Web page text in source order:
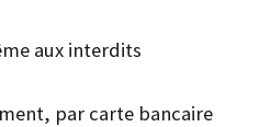
aux interdits
par carte bancaire